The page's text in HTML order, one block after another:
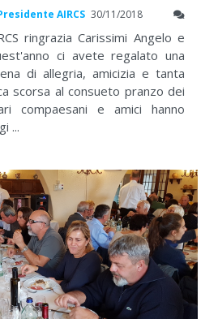
AIRCS 30/11/2018
ringrazia Carissimi Angelo e
ci avete regalato una
di allegria, amicizia e tanta
scorsa al consueto pranzo dei
compaesani e amici hanno
...